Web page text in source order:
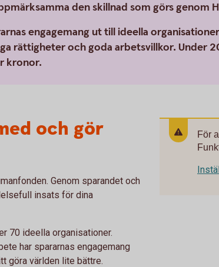
den skillnad som görs genom
engagemang ut till ideella
rättigheter och goda arbetsvillkor. Under
kronor.
och gör
Genom sparandet och
insats för dina
70 ideella organisationer.
har spararnas engagemang
göra världen lite bättre.
För